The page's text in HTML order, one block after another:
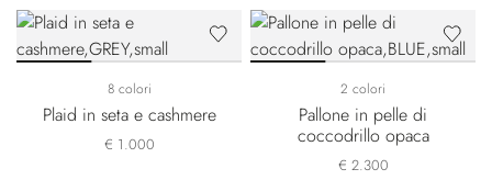
8 colori
Plaid in seta e cashmere
€ 1.000
2 colori
Pallone in pelle di
coccodrillo opaca
€ 2.300